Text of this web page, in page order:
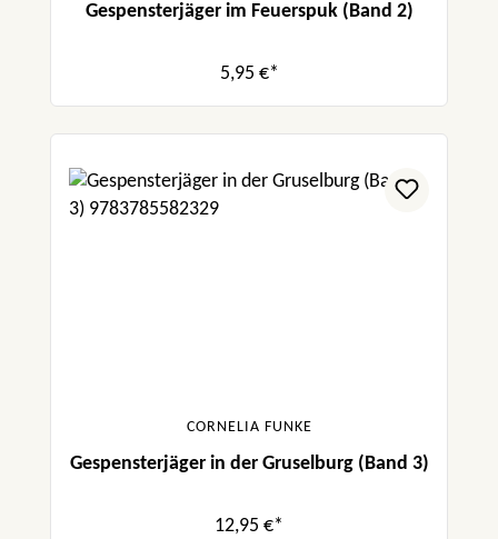
Gespensterjäger im Feuerspuk (Band 2)
5,95 €*
CORNELIA FUNKE
Gespensterjäger in der Gruselburg (Band 3)
12,95 €*